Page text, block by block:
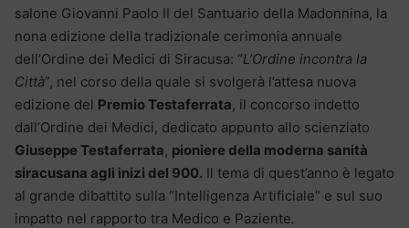
salone Giovanni Paolo II del Santuario della Madonnina, la
nona edizione della tradizionale cerimonia annuale
dell’Ordine dei Medici di Siracusa: “L’Ordine incontra la
Città”, nel corso della quale si svolgerà l’attesa nuova
edizione del Premio Testaferrata, il concorso indetto
dall’Ordine dei Medici, dedicato appunto allo scienziato
Giuseppe Testaferrata, pioniere della moderna sanità
siracusana agli inizi del 900. Il tema di quest’anno è legato
al grande dibattito sulla “Intelligenza Artificiale” e sul suo
impatto nel rapporto tra Medico e Paziente.